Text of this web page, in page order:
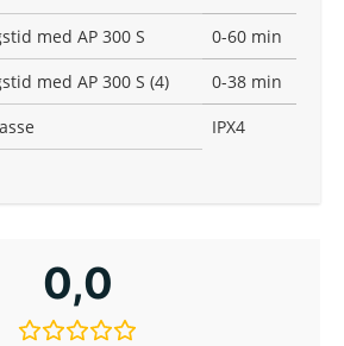
med AP 300 S
0-60 min
med AP 300 S (4)
0-38 min
IPX4
0,0